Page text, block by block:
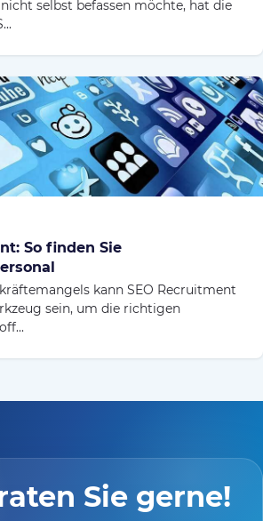
selbst befassen möchte, hat die
So finden Sie
kann SEO Recruitment
sein, um die richtigen
Sie gerne!